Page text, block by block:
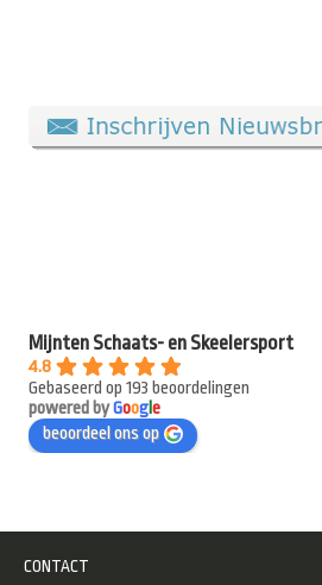
Mijnten Schaats- en Skeelersport
4.8
Gebaseerd op 193 beoordelingen
powered byGooge
beoordeel ons op
CONTACT